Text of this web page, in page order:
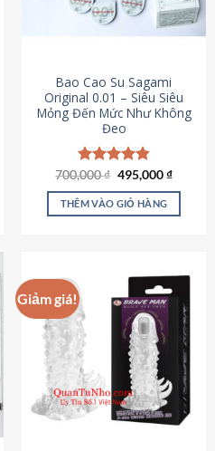
phẩm
Bao Cao Su Sagami
Original 0.01 – Siêu Siêu
Mỏng Đến Mức Như Không
Đeo
Được xếp
hạng4.83
5 sao
700,000₫ Giá
là:
700,000 ₫.
495,000₫Giá
tại
THÊM VÀO GIỎ HÀNG
Giảm giá!